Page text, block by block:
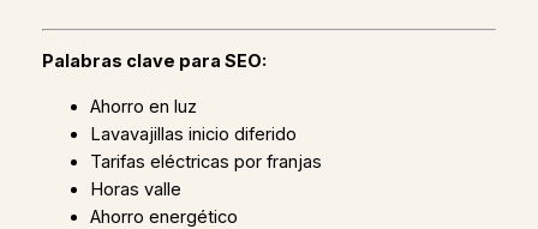
Palabras clave para SEO:
Ahorro en luz
Lavavajillas inicio diferido
Tarifas eléctricas por franjas
Horas valle
Ahorro energético